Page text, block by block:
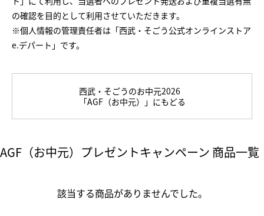
の確認を目的として利用させていただきます。
※個人情報の管理責任者は「西武・そごう公式オンラインストア
e.デパート」です。
西武・そごうのお中元2026
「AGF（お中元）」にもどる
AGF（お中元）プレゼントキャンペーン 商品一覧
該当する商品がありませんでした。